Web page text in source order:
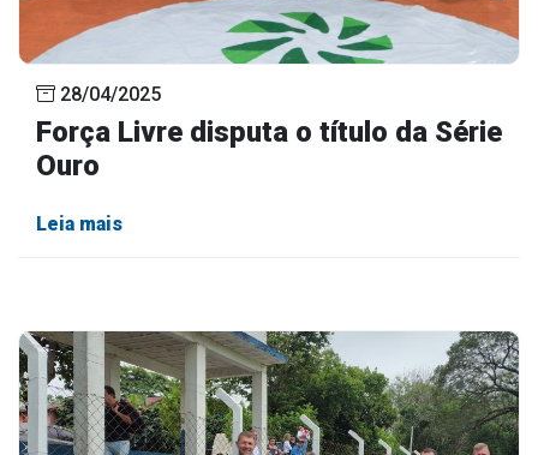
28/04/2025
Força Livre disputa o título da Série
Ouro
Leia mais